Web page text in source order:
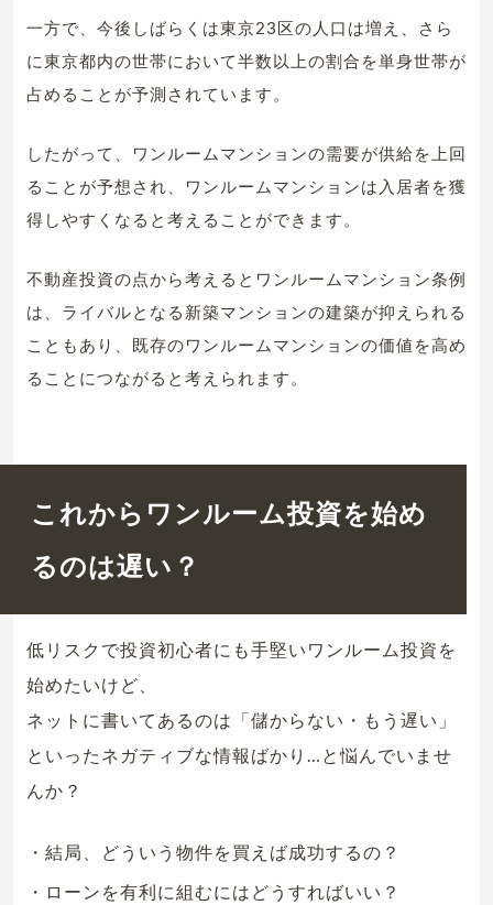
一方で、今後しばらくは東京23区の人口は増え、さら
に東京都内の世帯において半数以上の割合を単身世帯が
占めることが予測されています。
したがって、ワンルームマンションの需要が供給を上回
ることが予想され、ワンルームマンションは入居者を獲
得しやすくなると考えることができます。
不動産投資の点から考えるとワンルームマンション条例
は、ライバルとなる新築マンションの建築が抑えられる
こともあり、既存のワンルームマンションの価値を高め
ることにつながると考えられます。
これからワンルーム投資を始め
るのは遅い？
低リスクで投資初心者にも手堅いワンルーム投資を
始めたいけど、
ネットに書いてあるのは「儲からない・もう遅い」
といったネガティブな情報ばかり…と悩んでいませ
んか？
・結局、どういう物件を買えば成功するの？
・ローンを有利に組むにはどうすればいい？